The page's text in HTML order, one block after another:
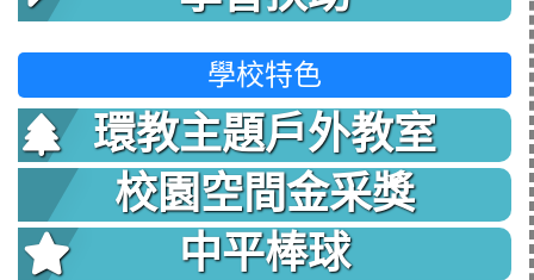
學校特色
環教主題戶外教室
校園空間金采獎
中平棒球